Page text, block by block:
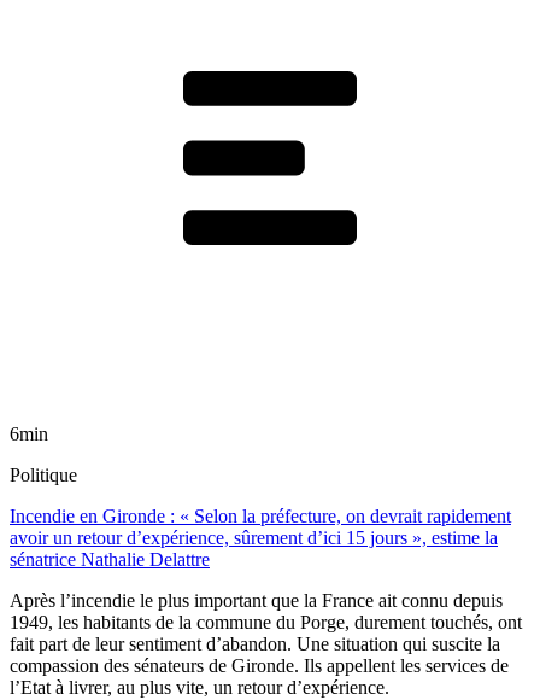
6min
Politique
Incendie en Gironde : « Selon la préfecture, on devrait rapidement
avoir un retour d’expérience, sûrement d’ici 15 jours », estime la
sénatrice Nathalie Delattre
Après l’incendie le plus important que la France ait connu depuis
1949, les habitants de la commune du Porge, durement touchés, ont
fait part de leur sentiment d’abandon. Une situation qui suscite la
compassion des sénateurs de Gironde. Ils appellent les services de
l’Etat à livrer, au plus vite, un retour d’expérience.